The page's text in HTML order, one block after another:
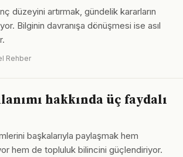
düzeyini artırmak, gündelik kararların
Bilginin davranışa dönüşmesi ise asıl
Rehber
hakkında üç faydalı
başkalarıyla paylaşmak hem
hem de topluluk bilincini güçlendiriyor.